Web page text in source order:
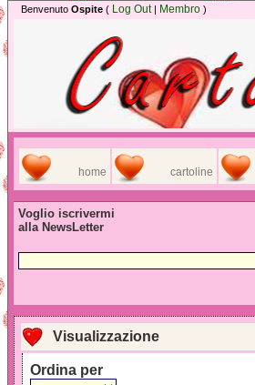
Benvenuto Ospite ( Log Out| Membro )
home cartoline
Voglio iscrivermi
alla NewsLetter
Visualizzazione
Ordina per